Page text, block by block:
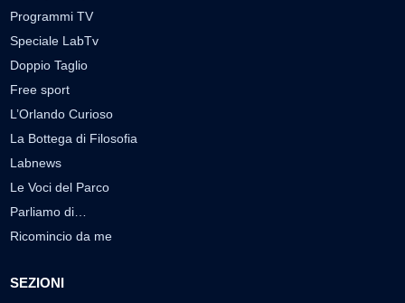
Programmi TV
Speciale LabTv
Doppio Taglio
Free sport
L’Orlando Curioso
La Bottega di Filosofia
Labnews
Le Voci del Parco
Parliamo di…
Ricomincio da me
SEZIONI